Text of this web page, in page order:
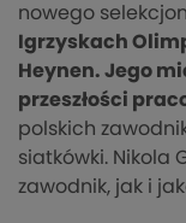
nowego
Igrzyskach
Heynen. Jego
przeszłości
polskich
siatkówki. Nikola
zawodnik, jak i